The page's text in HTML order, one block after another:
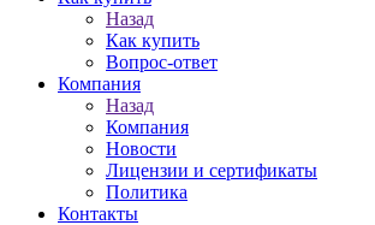
Назад
Как купить
Вопрос-ответ
Компания
Назад
Компания
Новости
Лицензии и сертификаты
Политика
Контакты